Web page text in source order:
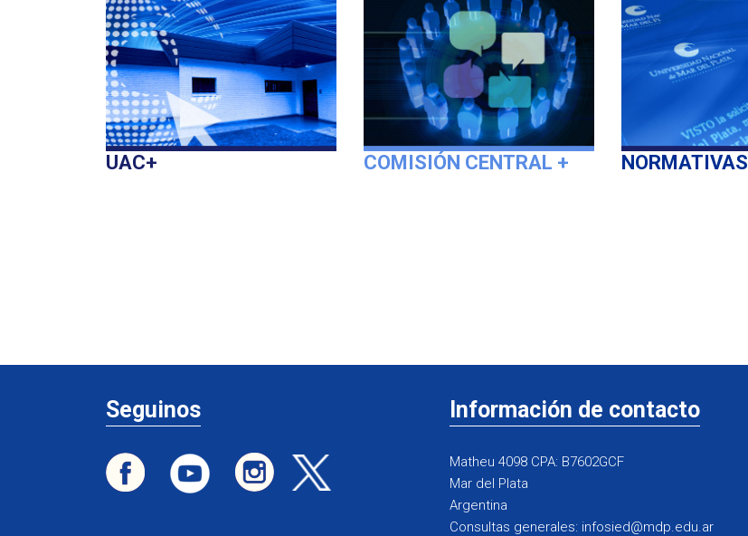
UAC+ COMISIÓN CENTRAL + NORMATIVAS
Seguinos Información de contacto
Matheu 4098 CPA: B7602GCF
Mar del Plata
Argentina
Consultas generales: infosied@mdp.edu.ar